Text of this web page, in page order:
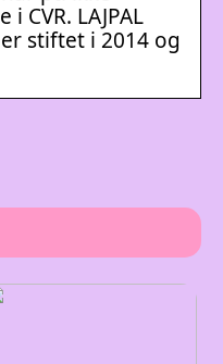
CVR. LAJPAL
stiftet i 2014 og